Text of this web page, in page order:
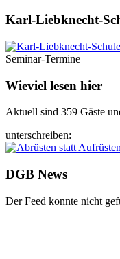
Karl-Liebknecht-­
Seminar-Termine
Wieviel lesen hier
Aktuell sind 359 Gäste
unterschreiben:
DGB News
Der Feed konnte nicht